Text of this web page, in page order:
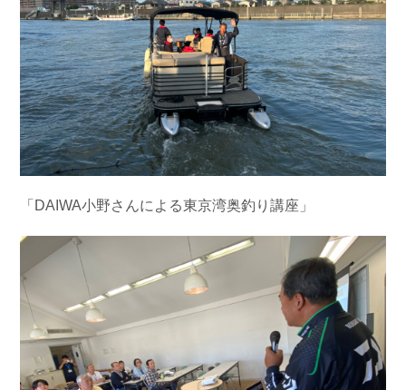
「DAIWA小野さんによる東京湾奥釣り講座」